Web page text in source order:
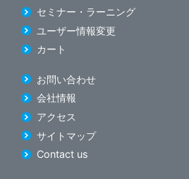
セミナー・ラーニング
ユーザー情報変更
カート
お問い合わせ
会社情報
アクセス
サイトマップ
Contact us